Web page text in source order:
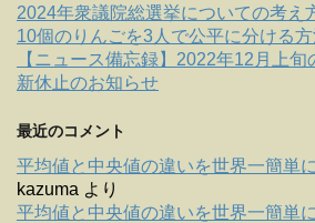
2024年衆議院総選挙についての考え
10個のりんごを3人で公平に分ける
【ニュース備忘録】2022年12月上
新休止のお知らせ
最近のコメント
平均値と中央値の違いを世界一簡単
kazuma より
平均値と中央値の違いを世界一簡単